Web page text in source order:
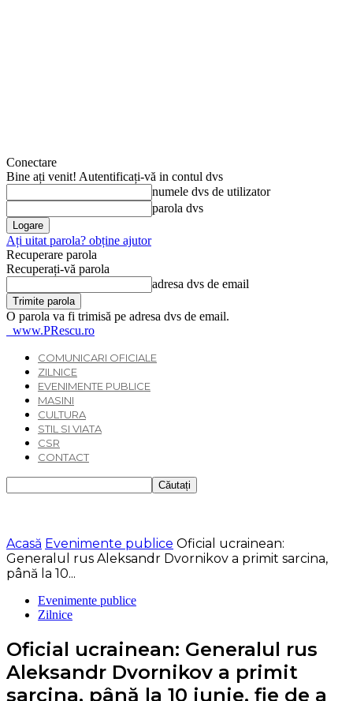
Conectare
Bine ați venit! Autentificați-vă in contul dvs
numele dvs de utilizator
parola dvs
Ați uitat parola? obține ajutor
Recuperare parola
Recuperați-vă parola
adresa dvs de email
O parola va fi trimisă pe adresa dvs de email.
www.PRescu.ro
COMUNICARI OFICIALE
ZILNICE
EVENIMENTE PUBLICE
MASINI
CULTURA
STIL SI VIATA
CSR
CONTACT
Acasă Evenimente publice Oficial ucrainean:
Generalul rus Aleksandr Dvornikov a primit sarcina,
până la 10...
Evenimente publice
Zilnice
Oficial ucrainean: Generalul rus
Aleksandr Dvornikov a primit
sarcina, până la 10 iunie, fie de a